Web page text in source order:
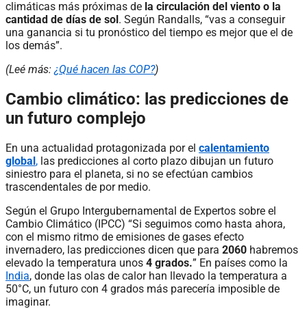
climáticas más próximas de la circulación del viento o la
cantidad de días de sol. Según Randalls, “vas a conseguir
una ganancia si tu pronóstico del tiempo es mejor que el de
los demás”.
(Leé más:¿Qué hacen las COP?)
Cambio climático: las predicciones de
un futuro complejo
En una actualidad protagonizada por el calentamiento
global, las predicciones al corto plazo dibujan un futuro
siniestro para el planeta, si no se efectúan cambios
trascendentales de por medio.
Según el Grupo Intergubernamental de Expertos sobre el
Cambio Climático (IPCC) “Si seguimos como hasta ahora,
con el mismo ritmo de emisiones de gases efecto
invernadero, las predicciones dicen que para 2060 habremos
elevado la temperatura unos 4 grados.” En países como la
India, donde las olas de calor han llevado la temperatura a
50°C, un futuro con 4 grados más parecería imposible de
imaginar.